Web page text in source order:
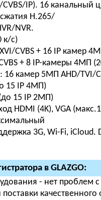
IP). 16 канальный
H.265/
NVR.
к/с)
CVBS + 16 IP камер
+ 8 IP-камеры 4MП
камер 5MП AHD/TVI/
15 IP 4МП)
15 IP 2МП)
HDMI (4K), VGA
3G, Wi-Fi, iCloud.
в GLAZGO:
- нет проблем